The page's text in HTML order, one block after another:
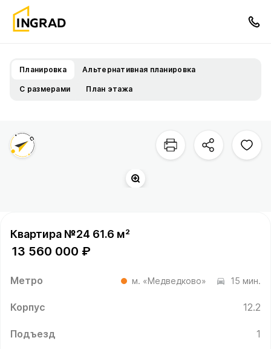
Планировка Альтернативная планировка
С размерами План этажа
Квартира №24 61.6 м²
13 560 000 ₽
Метро м. «Медведково» 15 мин.
Корпус 12.2
Подъезд 1